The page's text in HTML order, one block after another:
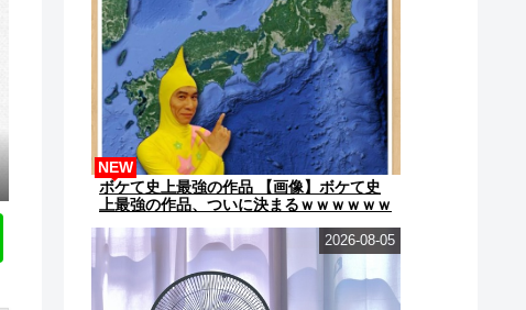
ボケて史上最強の作品 【画像】ボケて史
上最強の作品、ついに決まるｗｗｗｗｗｗ
NEW
2026-08-05